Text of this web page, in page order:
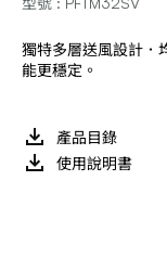
獨特多層送風設計．
能更穩定。
產品目錄
使用說明書